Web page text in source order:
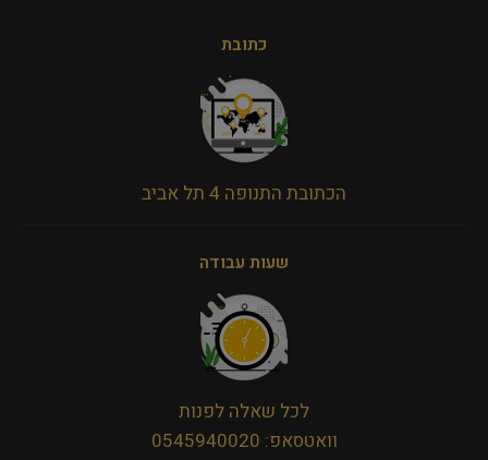
כתובת
הכתובת התנופה 4 תל אביב
שעות עבודה
לכל שאלה לפנות
וואטסאפ: 0545940020